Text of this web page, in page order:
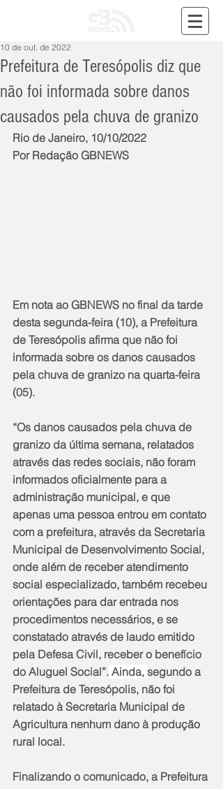
Prefeitura de Teresópolis diz que
não foi informada sobre danos
causados pela chuva de granizo
10 de out. de 2022
Rio de Janeiro, 10/10/2022
Por Redação GBNEWS
Em nota ao GBNEWS no final da tarde
desta segunda-feira (10), a Prefeitura
de Teresópolis afirma que não foi
informada sobre os danos causados
pela chuva de granizo na quarta-feira
(05).
“Os danos causados pela chuva de
granizo da última semana, relatados
através das redes sociais, não foram
informados oficialmente para a
administração municipal, e que
apenas uma pessoa entrou em contato
com a prefeitura, através da Secretaria
Municipal de Desenvolvimento Social,
onde além de receber atendimento
social especializado, também recebeu
orientações para dar entrada nos
procedimentos necessários, e se
constatado através de laudo emitido
pela Defesa Civil, receber o benefício
do Aluguel Social”. Ainda, segundo a
Prefeitura de Teresópolis, não foi
relatado à Secretaria Municipal de
Agricultura nenhum dano à produção
rural local.
Finalizando o comunicado, a Prefeitura